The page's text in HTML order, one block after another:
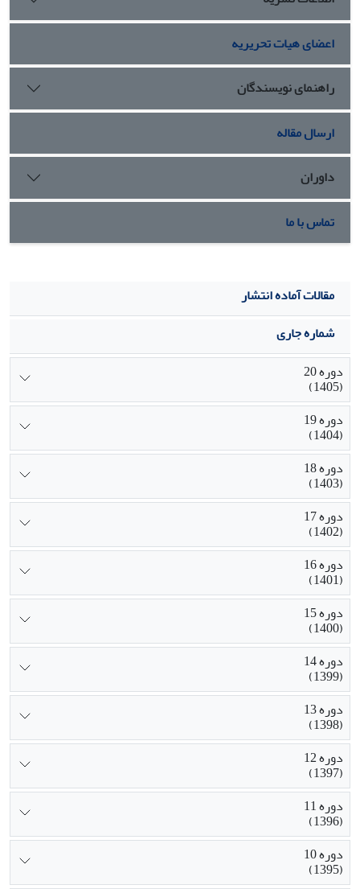
جسنیت، 2/1 درصد واریانس تعلق به همسالان، 1/2 درصد
واریانس حمایت معلم، 7/2 درصد واریانس عدالت در مدرسه، 4/1
علمی، 7/4 درصد واریانس انگیزه پیشرفت تحصیلی، 3/1 درصد
واریانس سرزندگی تحصیلی را تبیین کرده و دانش­آموزان دختر
نسبت به دانش­آموزان پسر براساس متغیرهای فوق دارای برتری
نسبی هستند.
اعضای هیات تحریریه
راهنمای نویسندگان
ارسال مقاله
داوران
تماس با ما
مقالات آماده انتشار
شماره جاری
دوره 20
(1405)
دوره 19
(1404)
دوره 18
(1403)
دوره 17
(1402)
دوره 16
(1401)
دوره 15
(1400)
دوره 14
(1399)
دوره 13
(1398)
دوره 12
(1397)
دوره 11
(1396)
دوره 10
(1395)